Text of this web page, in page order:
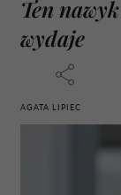
Ten
wydaje
AGATA LIPIEC